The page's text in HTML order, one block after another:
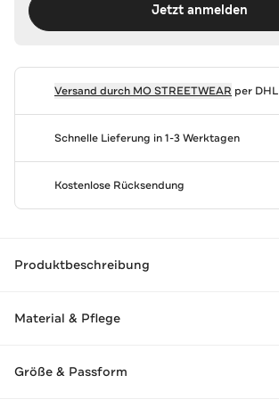
Jetzt anmelden
Versand durch MO STREETWEAR per DHL
Schnelle Lieferung in 1-3 Werktagen
Kostenlose Rücksendung
Produktbeschreibung
Material & Pflege
Größe & Passform